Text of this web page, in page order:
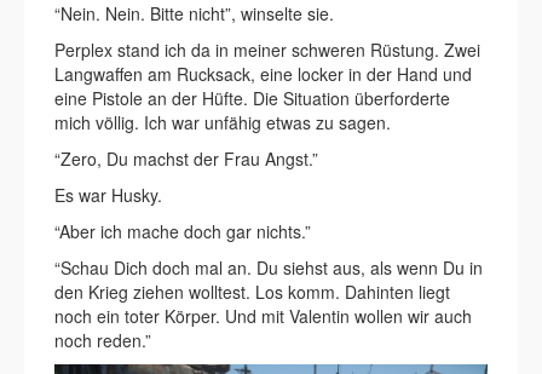
“Nein. Nein. Bitte nicht”, winselte sie.
Perplex stand ich da in meiner schweren Rüstung. Zwei
Langwaffen am Rucksack, eine locker in der Hand und
eine Pistole an der Hüfte. Die Situation überforderte
mich völlig. Ich war unfähig etwas zu sagen.
“Zero, Du machst der Frau Angst.”
Es war Husky.
“Aber ich mache doch gar nichts.”
“Schau Dich doch mal an. Du siehst aus, als wenn Du in
den Krieg ziehen wolltest. Los komm. Dahinten liegt
noch ein toter Körper. Und mit Valentin wollen wir auch
noch reden.”